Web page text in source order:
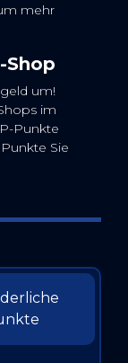
mehr
Shop
um!
im
Punkte
Sie